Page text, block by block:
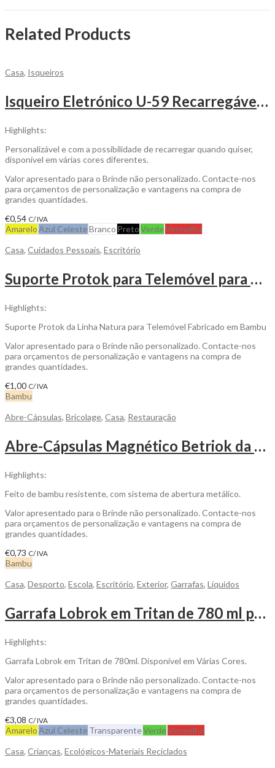
Related Products
Casa, Isqueiros
Isqueiro Eletrónico U-59 Recarregável para Personalizar
Highlights:
Personalizável e com a possibilidade de recarregar quando quiser,
disponível em várias cores diferentes.
Valor apresentado para o Brinde não personalizado. Contacte-nos
para orçamentos de personalização e vantagens na compra de
grandes quantidades.
€0,54 C/ IVA
AmareloAzul CelesteBranco PretoVerdeVermelho
Casa, Cuidados Pessoais, Escritório
Suporte Protok para Telemóvel para Personalizar
Highlights:
Suporte Protok da Linha Natura para Telemóvel Fabricado em Bambu
Valor apresentado para o Brinde não personalizado. Contacte-nos
para orçamentos de personalização e vantagens na compra de
grandes quantidades.
€1,00 C/ IVA
Bambu
Abre-Cápsulas, Bricolage, Casa, Restauração
Abre-Cápsulas Magnético Betriok da Linha Natural para Personalizar
Highlights:
Feito de bambu resistente, com sistema de abertura metálico.
Valor apresentado para o Brinde não personalizado. Contacte-nos
para orçamentos de personalização e vantagens na compra de
grandes quantidades.
€0,73 C/ IVA
Bambu
Casa, Desporto, Escola, Escritório, Exterior, Garrafas, Líquidos
Garrafa Lobrok em Tritan de 780 ml para ser Personalizada
Highlights:
Garrafa Lobrok em Tritan de 780ml. Disponível em Várias Cores.
Valor apresentado para o Brinde não personalizado. Contacte-nos
para orçamentos de personalização e vantagens na compra de
grandes quantidades.
€3,08 C/ IVA
AmareloAzul Celeste TransparenteVerdeVermelho
Casa, Crianças, Ecológicos-Materiais Reciclados